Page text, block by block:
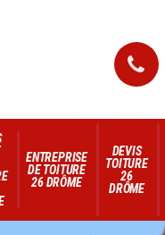
ENTREPRISE
DE TOITURE
26 DRÔME
DEVIS
TOITURE
26
DRÔME